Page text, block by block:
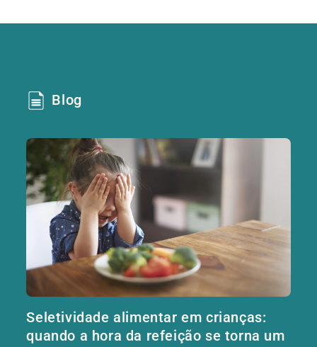
Blog
Seletividade alimentar em crianças:
quando a hora da refeição se torna um